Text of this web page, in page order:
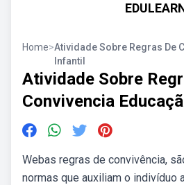
Home>Atividade Sobre Regras De
Infantil
Atividade Sobre
Convivencia
Webas regras de convivência,
normas que auxiliam o indivíduo